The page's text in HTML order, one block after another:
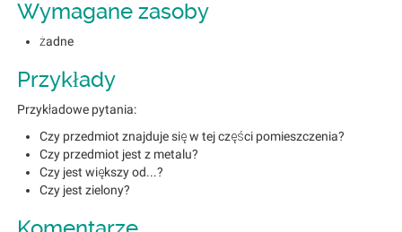
Wymagane zasoby
żadne
Przykłady
Przykładowe pytania:
Czy przedmiot znajduje się w tej części pomieszczenia?
Czy przedmiot jest z metalu?
Czy jest większy od...?
Czy jest zielony?